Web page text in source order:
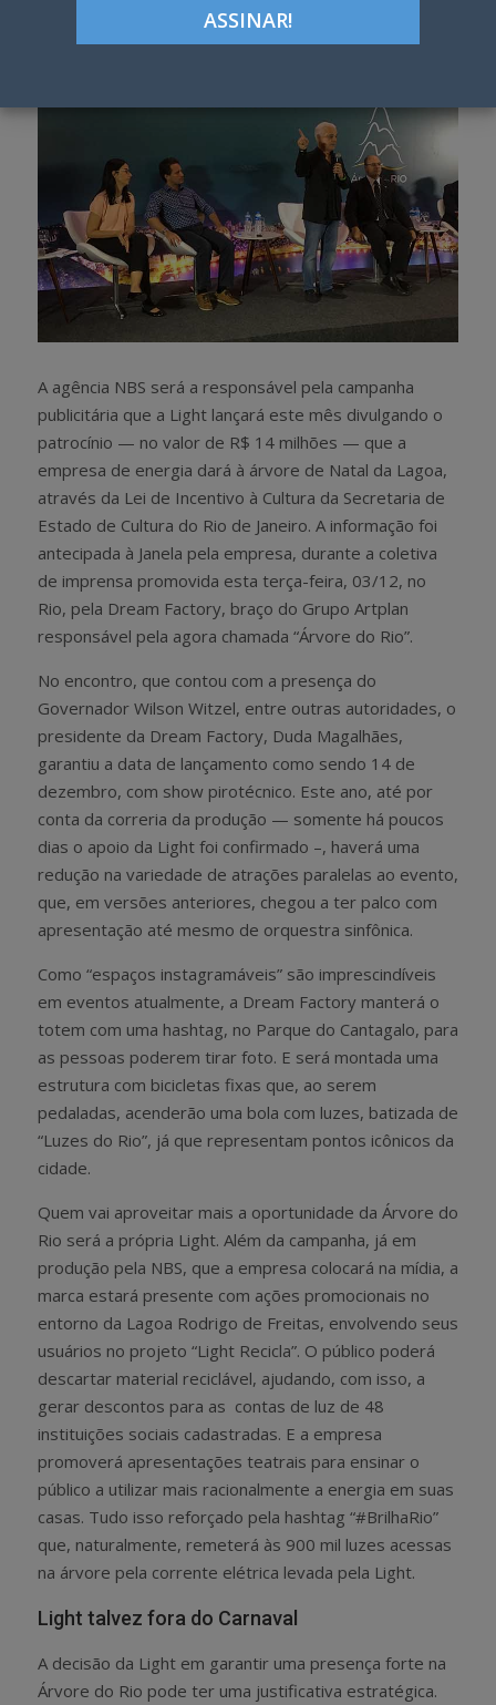
A agência NBS será a responsável pela campanha
publicitária que a Light lançará este mês divulgando o
patrocínio — no valor de R$ 14 milhões — que a
empresa de energia dará à árvore de Natal da Lagoa,
através da Lei de Incentivo à Cultura da Secretaria de
Estado de Cultura do Rio de Janeiro. A informação foi
antecipada à Janela pela empresa, durante a coletiva
de imprensa promovida esta terça-feira, 03/12, no
Rio, pela Dream Factory, braço do Grupo Artplan
responsável pela agora chamada “Árvore do Rio”.
No encontro, que contou com a presença do
Governador Wilson Witzel, entre outras autoridades, o
presidente da Dream Factory, Duda Magalhães,
garantiu a data de lançamento como sendo 14 de
dezembro, com show pirotécnico. Este ano, até por
conta da correria da produção — somente há poucos
dias o apoio da Light foi confirmado –, haverá uma
redução na variedade de atrações paralelas ao evento,
que, em versões anteriores, chegou a ter palco com
apresentação até mesmo de orquestra sinfônica.
Como “espaços instagramáveis” são imprescindíveis
em eventos atualmente, a Dream Factory manterá o
totem com uma hashtag, no Parque do Cantagalo, para
as pessoas poderem tirar foto. E será montada uma
estrutura com bicicletas fixas que, ao serem
pedaladas, acenderão uma bola com luzes, batizada de
“Luzes do Rio”, já que representam pontos icônicos da
cidade.
Quem vai aproveitar mais a oportunidade da Árvore do
Rio será a própria Light. Além da campanha, já em
produção pela NBS, que a empresa colocará na mídia, a
marca estará presente com ações promocionais no
entorno da Lagoa Rodrigo de Freitas, envolvendo seus
usuários no projeto “Light Recicla”. O público poderá
descartar material reciclável, ajudando, com isso, a
gerar descontos para as contas de luz de 48
instituições sociais cadastradas. E a empresa
promoverá apresentações teatrais para ensinar o
público a utilizar mais racionalmente a energia em suas
casas. Tudo isso reforçado pela hashtag “#BrilhaRio”
que, naturalmente, remeterá às 900 mil luzes acessas
na árvore pela corrente elétrica levada pela Light.
Light talvez fora do Carnaval
A decisão da Light em garantir uma presença forte na
Árvore do Rio pode ter uma justificativa estratégica.